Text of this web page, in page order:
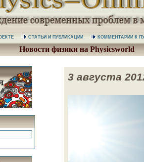
СТАТЬИ И ПУБЛИКАЦИИ КОММЕНТАРИИ К
Новости физики на Physicsworld
3 августа